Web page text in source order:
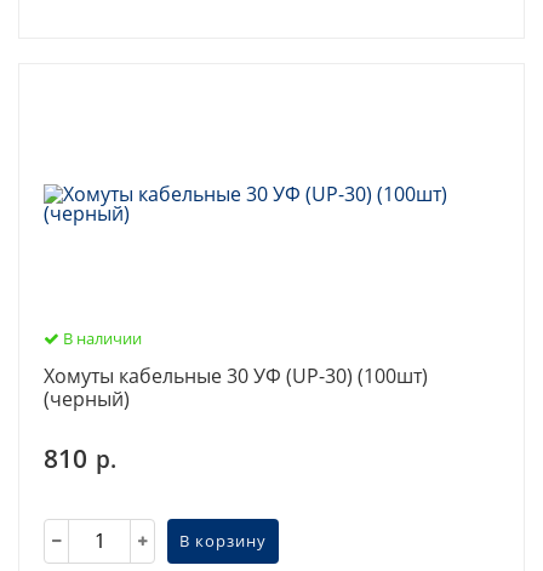
В наличии
Хомуты кабельные 30 УФ (UP-30) (100шт)
(черный)
810 р.
В корзину